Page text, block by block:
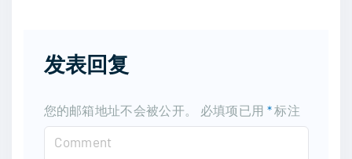
发表回复
您的邮箱地址不会被公开。 必填项已用 *标注